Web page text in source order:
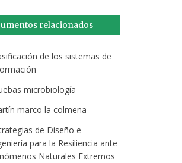
relacionados
de los sistemas de
microbiología
marco la colmena
de Diseño e
para la Resiliencia ante
Naturales Extremos